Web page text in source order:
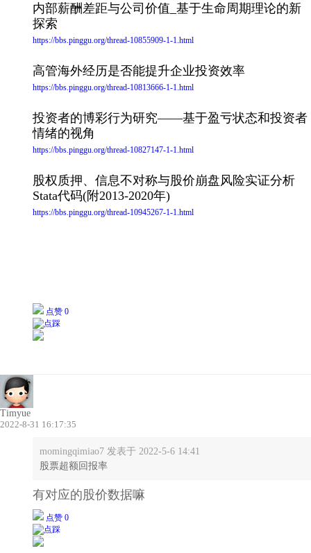
内部薪酬差距与公司价值_基于生命周期理论的新
探索
https://bbs.pinggu.org/thread-10855909-1-1.html
高管海外经历是否能提升企业投资效率
https://bbs.pinggu.org/thread-10813666-1-1.html
投资者的博彩行为研究——基于盈亏状态和投资者
情绪的视角
https://bbs.pinggu.org/thread-10827147-1-1.html
股权质押、信息不对称与股价崩盘风险实证分析
Stata代码(附2013-2020年)
https://bbs.pinggu.org/thread-10945267-1-1.html
点赞 0
Timyue
2022-8-31 16:17:35
momingqimiao7 发表于 2022-5-6 14:41
股票超额回报率
有对应的股价数据嘛
点赞 0